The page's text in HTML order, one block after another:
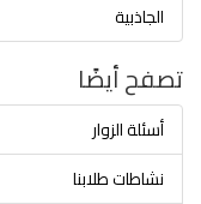
الجاذبية
تصفح أيضًا
أسئلة الزوار
نشاطات طلابنا